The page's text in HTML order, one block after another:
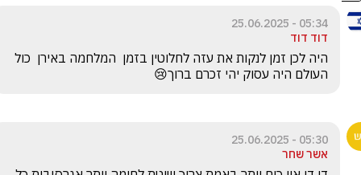
05:34 - 25.06.2025
דוד דוד
העולם היה עסוק יהי זכרם ברוך😢
05:30 - 25.06.2025
אשר שחר